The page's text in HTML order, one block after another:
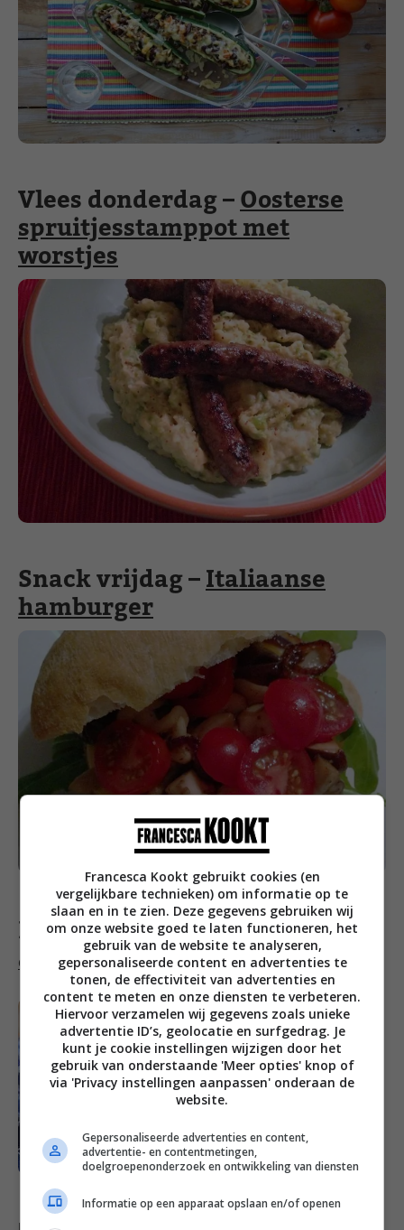
Vlees donderdag – Oosterse
spruitjesstamppot met
worstjes
Snack vrijdag – Italiaanse
hamburger
Francesca’s week favorieten
Ontbijt pannenkoeken van teff
Francesca Kookt gebruikt cookies (en
vergelijkbare technieken) om informatie op te
slaan en in te zien. Deze gegevens gebruiken wij
om onze website goed te laten functioneren, het
gebruik van de website te analyseren,
gepersonaliseerde content en advertenties te
tonen, de effectiviteit van advertenties en
content te meten en onze diensten te verbeteren.
Hiervoor verzamelen wij gegevens zoals unieke
advertentie ID’s, geolocatie en surfgedrag. Je
kunt je cookie instellingen wijzigen door het
gebruik van onderstaande 'Meer opties' knop of
via 'Privacy instellingen aanpassen' onderaan de
website.
Gepersonaliseerde advertenties en content,
advertentie- en contentmetingen,
doelgroepenonderzoek en ontwikkeling van diensten
Informatie op een apparaat opslaan en/of openen